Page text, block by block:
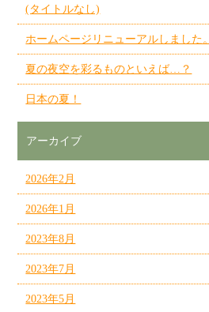
(タイトルなし)
ホームページリニューアルしました。
夏の夜空を彩るものといえば…？
日本の夏！
アーカイブ
2026年2月
2026年1月
2023年8月
2023年7月
2023年5月